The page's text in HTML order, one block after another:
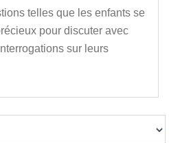
telles que les enfants se
pour discuter avec
sur leurs